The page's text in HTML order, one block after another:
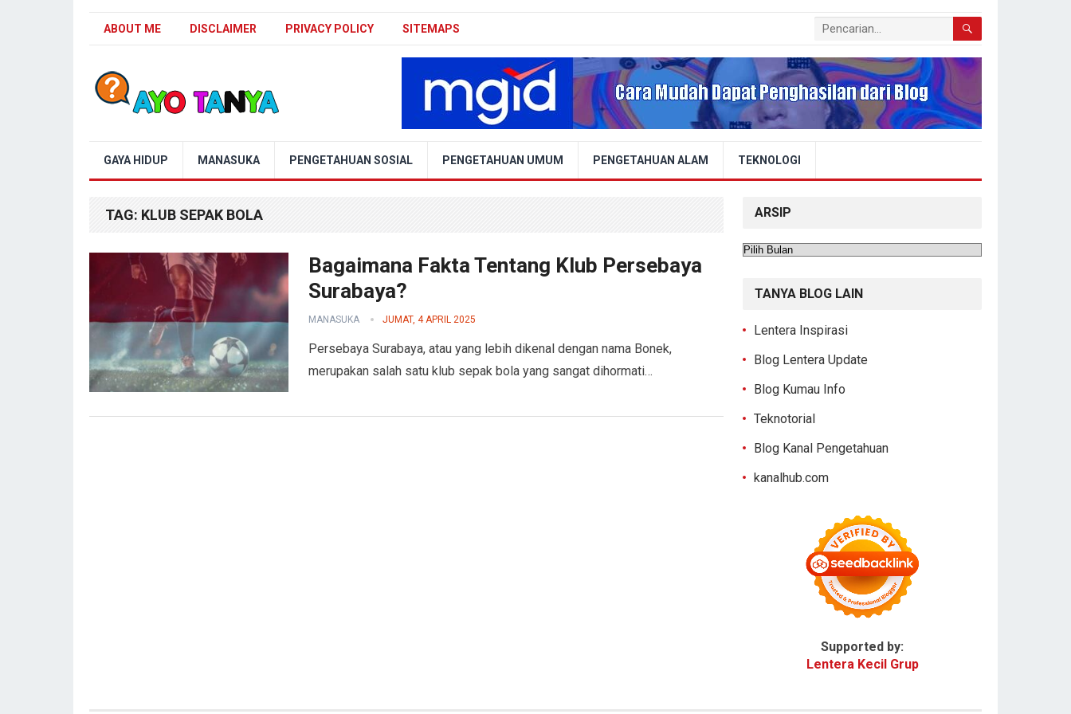
ABOUT ME DISCLAIMER PRIVACY POLICY SITEMAPS
GAYA HIDUP MANASUKA PENGETAHUAN SOSIAL PENGETAHUAN UMUM PENGETAHUAN ALAM TEKNOLOGI
TAG: KLUB SEPAK BOLA
Bagaimana Fakta Tentang Klub Persebaya
Surabaya?
MANASUKA JUMAT, 4 APRIL 2025
Persebaya Surabaya, atau yang lebih dikenal dengan nama Bonek,
merupakan salah satu klub sepak bola yang sangat dihormati…
ARSIP
Arsip
TANYA BLOG LAIN
Lentera Inspirasi
Blog Lentera Update
Blog Kumau Info
Teknotorial
Blog Kanal Pengetahuan
kanalhub.com
Supported by:
Lentera Kecil Grup